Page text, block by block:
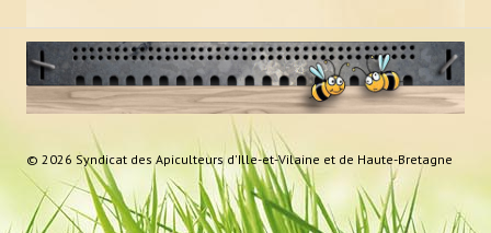
© 2026 Syndicat des Apiculteurs d'Ille-et-Vilaine et de Haute-Bretagne